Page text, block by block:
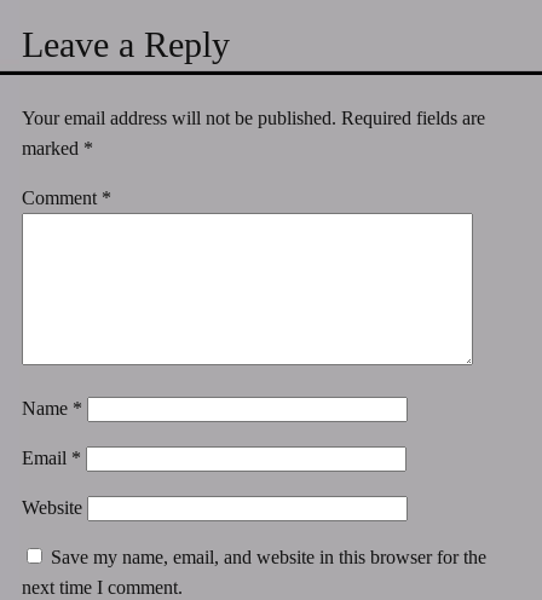
Leave a Reply
Your email address will not be published. Required fields are
marked *
Comment *
Name *
Email *
Website
Save my name, email, and website in this browser for the
next time I comment.